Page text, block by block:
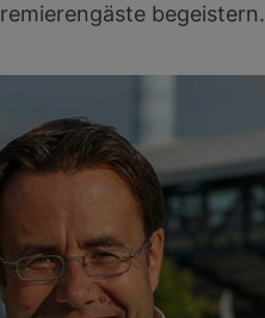
begeistern.